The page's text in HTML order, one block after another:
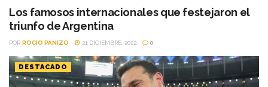
los...
Los famosos internacionales que festejaron el
triunfo de Argentina
POR ROCIO PANIZO 21 DICIEMBRE, 2022 0
DESTACADO